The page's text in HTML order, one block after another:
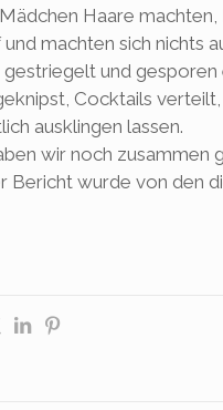
Haare
machten sich nichts
gestriegelt und
Cocktails
ausklingen lassen.
wir noch zusammen
Bericht wurde von den